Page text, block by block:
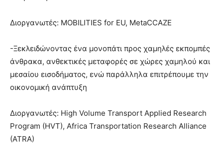
Διοργανωτές: MOBILITIES for EU, MetaCCAZE
-Ξεκλειδώνοντας ένα μονοπάτι προς χαμηλές εκπομπές
άνθρακα, ανθεκτικές μεταφορές σε χώρες χαμηλού και
μεσαίου εισοδήματος, ενώ παράλληλα επιτρέπουμε την
οικονομική ανάπτυξη
Διοργανωτές: High Volume Transport Applied Research
Program (HVT), Africa Transportation Research Alliance
(ATRA)